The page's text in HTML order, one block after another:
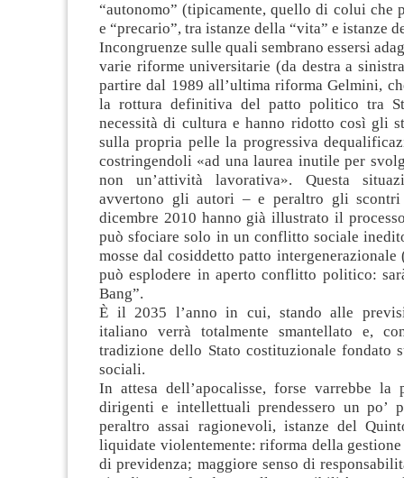
“autonomo” (tipicamente, quello di colui che
e “precario”, tra istanze della “vita” e istanze
Incongruenze sulle quali sembrano essersi
varie riforme universitarie (da destra a
partire dal 1989 all’ultima riforma Gelmini,
la rottura definitiva del patto politico tra
necessità di cultura e hanno ridotto così gli
sulla propria pelle la progressiva
costringendoli «ad una laurea inutile per
non un’attività lavorativa». Questa
avvertono gli autori – e peraltro gli
dicembre 2010 hanno già illustrato il
può sfociare solo in un conflitto sociale
mosse dal cosiddetto patto intergenerazionale
può esplodere in aperto conflitto politico:
Bang”.
È il 2035 l’anno in cui, stando alle
italiano verrà totalmente smantellato e,
tradizione dello Stato costituzionale fondato
sociali.
In attesa dell’apocalisse, forse varrebbe la
dirigenti e intellettuali prendessero un po’
peraltro assai ragionevoli, istanze del
liquidate violentemente: riforma della
di previdenza; maggiore senso di